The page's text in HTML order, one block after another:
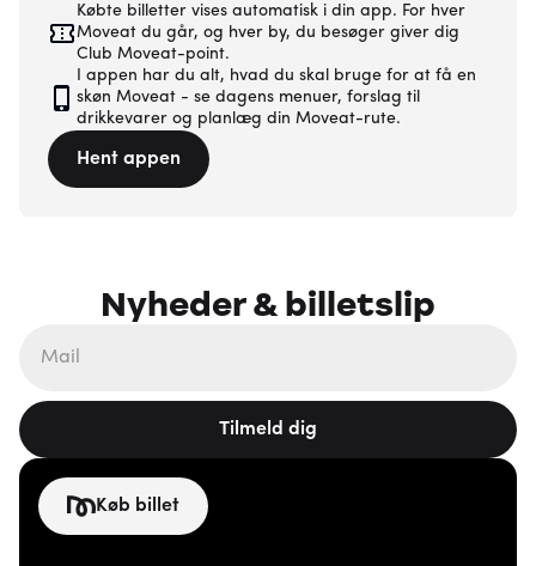
Købte billetter vises automatisk i din app. For hver
Moveat du går, og hver by, du besøger giver dig
Club Moveat-point.
I appen har du alt, hvad du skal bruge for at få en
skøn Moveat - se dagens menuer, forslag til
drikkevarer og planlæg din Moveat-rute.
Hent appen
Nyheder & billetslip
Tilmeld dig
Køb billet